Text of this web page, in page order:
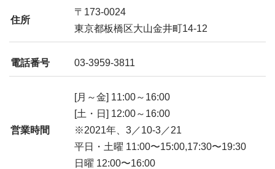
住所
〒173-0024
東京都板橋区大山金井町14-12
電話番号 03-3959-3811
営業時間
[月～金] 11:00～16:00
[土・日] 12:00～16:00
※2021年、3／10-3／21
平日・土曜 11:00〜15:00,17:30〜19:30
日曜 12:00〜16:00